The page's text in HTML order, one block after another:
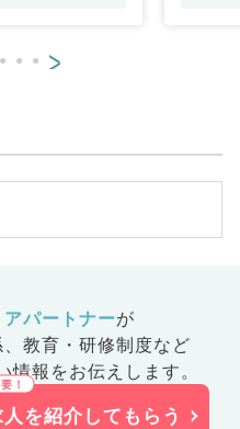
>
パートナーが
教育・研修制度など
報をお伝えします。
を紹介してもらう